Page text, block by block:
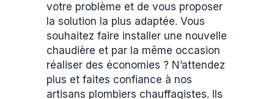
votre problème et de vous proposer
la solution la plus adaptée. Vous
souhaitez faire installer une nouvelle
chaudière et par la même occasion
réaliser des économies ? N’attendez
plus et faites confiance à nos
artisans plombiers chauffagistes. Ils